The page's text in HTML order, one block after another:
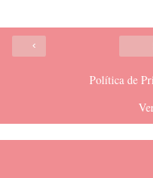
‹
Política de